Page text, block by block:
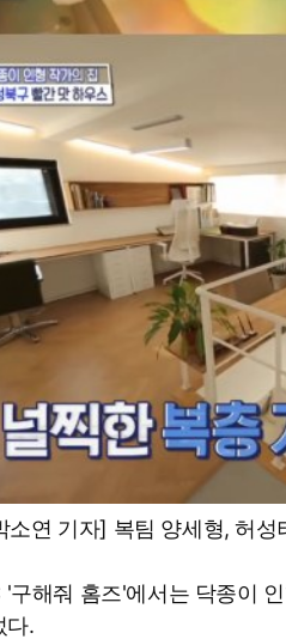
소연 기자] 복팀 양세형, 허성
'구해줘 홈즈'에서는 닥종이
다.